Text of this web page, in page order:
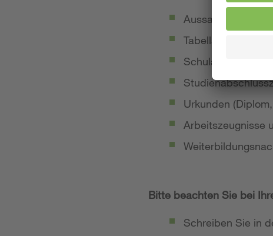
Aussagekräftiges
Tabellarischer
Schulabschluss-
Urkunden
Arbeitszeugnisse
Bitte beachten Sie bei
Schreiben Sie in